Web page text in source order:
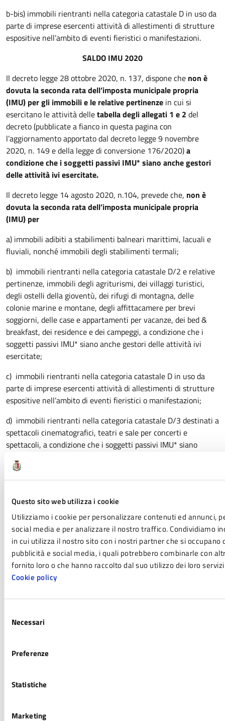
Questo sito web utilizza i cookie
Utilizziamo i cookie per personalizzare contenuti ed annunci,
social media e per analizzare il nostro traffico. Condividiamo
in cui utilizza il nostro sito con i nostri partner che si occupano
pubblicità e social media, i quali potrebbero combinarle con
fornito loro o che hanno raccolto dal suo utilizzo dei loro
Cookie policy
delNecessari
Preferenze
Statistiche
Marketing
b-bis) immobili rientranti nella categoria catastale D in uso da
parte di imprese esercenti attività di allestimenti di strutture
espositive nell’ambito di eventi fieristici o manifestazioni.
SALDO IMU 2020
Il decreto legge 28 ottobre 2020, n. 137, dispone che non è
dovuta la seconda rata dell’imposta municipale propria
(IMU) per gli immobili e le relative pertinenze in cui si
esercitano le attività delletabella degli allegati 1 e 2 del
decreto (pubblicate a fianco in questa pagina con
l’aggiornamento apportato dal decreto legge 9 novembre
2020, n. 149 e della legge di conversione 176/2020)a
condizione che i soggetti passivi IMU* siano anche gestori
delle attività ivi esercitate.
Il decreto legge 14 agosto 2020, n.104, prevede che, non è
dovuta la seconda rata dell’imposta municipale propria
(IMU) per
a) immobili adibiti a stabilimenti balneari marittimi, lacuali e
fluviali, nonché immobili degli stabilimenti termali;
b) immobili rientranti nella categoria catastale D/2 e relative
pertinenze, immobili degli agriturismi, dei villaggi turistici,
degli ostelli della gioventù, dei rifugi di montagna, delle
colonie marine e montane, degli affittacamere per brevi
soggiorni, delle case e appartamenti per vacanze, dei bed &
breakfast, dei residence e dei campeggi, a condizione che i
soggetti passivi IMU* siano anche gestori delle attività ivi
esercitate;
c) immobili rientranti nella categoria catastale D in uso da
parte di imprese esercenti attività di allestimenti di strutture
espositive nell’ambito di eventi fieristici o manifestazioni;
d) immobili rientranti nella categoria catastale D/3 destinati a
spettacoli cinematografici, teatri e sale per concerti e
spettacoli, a condizione che i soggetti passivi IMU* siano
e) immobili destinati a discoteche, sale da ballo, night-club e
gestori delle attività ivi esercitate.
bitazione principale
Immobili concessi in comodato
Immobili a canone concordato
Calcolo IMU 2025
Personale di riferimento